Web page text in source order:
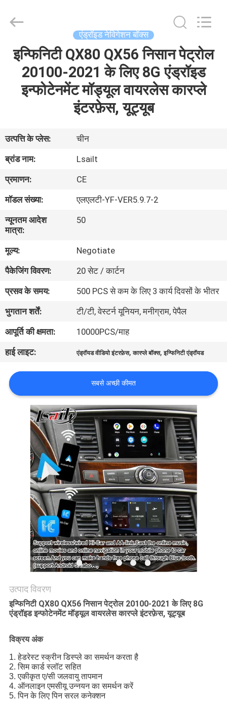
घर
उत्पादों
हमारे
कारखाना
भ्रमण
गुणवत्ता
नियंत्रण
संपर्क
करें
समाचार
मामलों
साइटमैप
PRIVACY
POLICY
Electron
Co.,Ltd.
Reserved.
एंड्रॉइड नेविगेशन बॉक्स
इन्फिनिटी QX80 QX56 निसान पेट्रोल
20100-2021 के लिए 8G एंड्रॉइड
इन्फोटेनमेंट मॉड्यूल वायरलेस कारप्ले
इंटरफ़ेस, यूट्यूब
उत्पत्ति के प्लेस:
चीन
ब्रांड नाम:
Lsailt
प्रमाणन:
CE
मॉडल संख्या:
एलएलटी-YF-VER5.9.7-2
न्यूनतम आदेश
मात्रा:
50
मूल्य:
Negotiate
पैकेजिंग विवरण:
20 सेट / कार्टन
प्रसव के समय:
500 PCS से कम के लिए 3 कार्य दिवसों के भीतर
भुगतान शर्तें:
टी/टी, वेस्टर्न यूनियन, मनीग्राम, पेपैल
आपूर्ति की क्षमता:
10000PCS/माह
हाई लाइट:
एंड्रॉयड वीडियो इंटरफ़ेस,कारप्ले बॉक्स,इन्फिनिटी एंड्रॉयड
सबसे अच्छी कीमत
उत्पाद विवरण
इन्फिनिटी QX80 QX56 निसान पेट्रोल 20100-2021 के लिए 8G
एंड्रॉइड इन्फोटेनमेंट मॉड्यूल वायरलेस कारप्ले इंटरफ़ेस, यूट्यूब
विक्रय अंक
1. हेडरेस्ट स्क्रीन डिस्प्ले का समर्थन करता है
2. सिम कार्ड स्लॉट सहित
3. एकीकृत ए/सी जलवायु तापमान
4. ऑनलाइन एमसीयू उन्नयन का समर्थन करें
5. पिन के लिए पिन सरल कनेक्शन